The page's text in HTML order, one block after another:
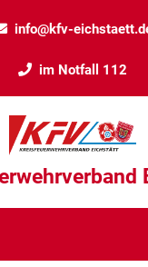
info@kfv-
im Notfall 112